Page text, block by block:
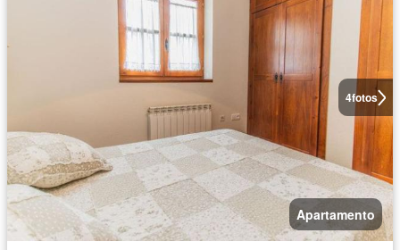
4fotos
Apartamento